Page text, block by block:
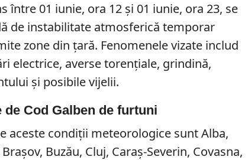
între 01 iunie, ora 12 și 01 iunie, ora 23, se
de instabilitate atmosferică temporar
zone din țară. Fenomenele vizate includ
electrice, averse torențiale, grindină,
și posibile vijelii.
de Cod Galben de furtuni
aceste condiții meteorologice sunt Alba,
Buzău, Cluj, Caraș-Severin, Covasna,